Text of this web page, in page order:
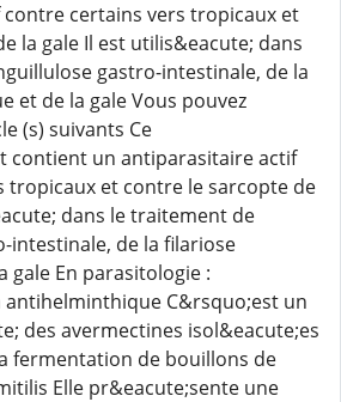
certains vers tropicaux et
la gale Il est utilis&eacute; dans
gastro-intestinale, de la
et de la gale Vous pouvez
(s) suivants Ce
contient un antiparasitaire actif
tropicaux et contre le sarcopte de
dans le traitement de
intestinale, de la filariose
gale En parasitologie :
C&rsquo;est un
des avermectines isol&eacute;es
fermentation de bouillons de
Elle pr&eacute;sente une